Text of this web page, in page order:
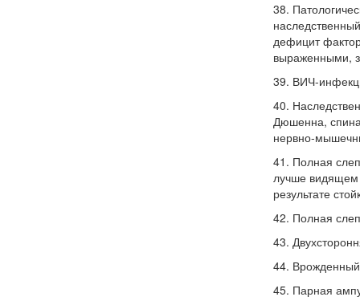
38.
дефицит
выраженными,
39. ВИЧ-
40.
Дюшенна,
нервно-
41. Полная
лучше видящем
результате
42. Полная
43.
44.
45. Парная